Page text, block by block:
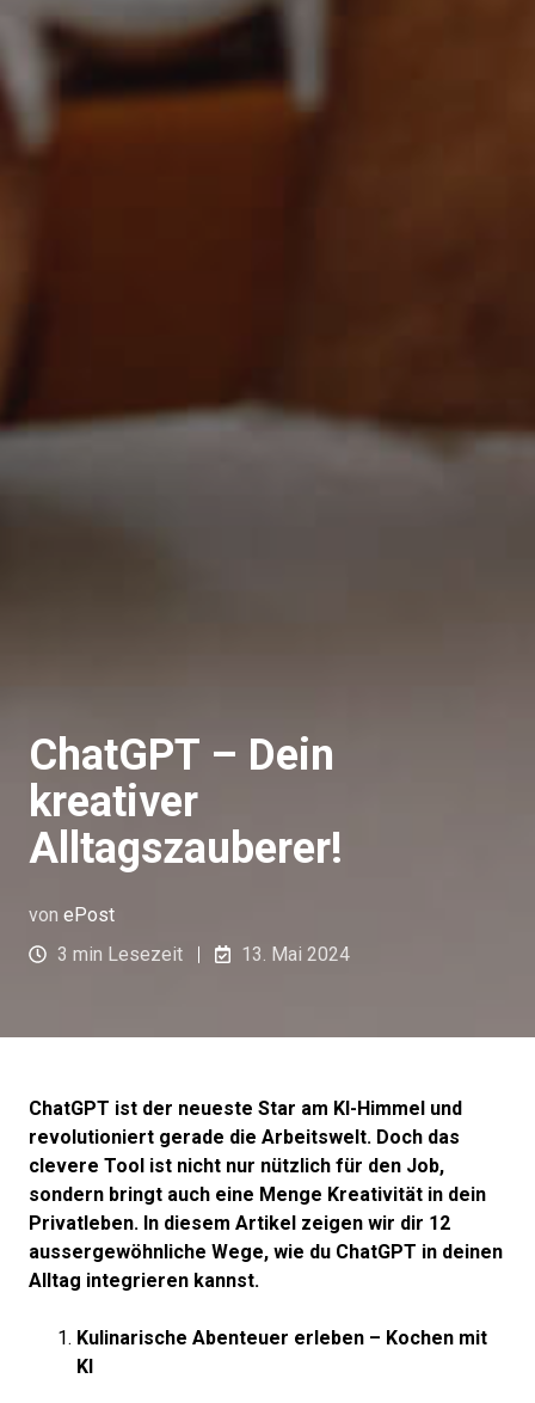
ChatGPT – Dein
kreativer
Alltagszauberer!
von ePost
3 min Lesezeit
13. Mai 2024
ChatGPT ist der neueste Star am KI-Himmel und
revolutioniert gerade die Arbeitswelt. Doch das
clevere Tool ist nicht nur nützlich für den Job,
sondern bringt auch eine Menge Kreativität in dein
Privatleben. In diesem Artikel zeigen wir dir 12
aussergewöhnliche Wege, wie du ChatGPT in deinen
Alltag integrieren kannst.
Kulinarische Abenteuer erleben – Kochen mit
KI